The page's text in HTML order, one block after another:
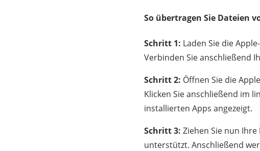
So übertragen Sie Dateien
Schritt 1: Laden Sie die
Verbinden Sie anschließend
Schritt 2: Öffnen Sie die
Klicken Sie anschließend im
installierten Apps angezeigt.
Schritt 3: Ziehen Sie nun
unterstützt. Anschließend